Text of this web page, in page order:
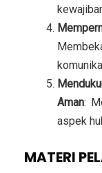
Aman:
aspek
MATERI